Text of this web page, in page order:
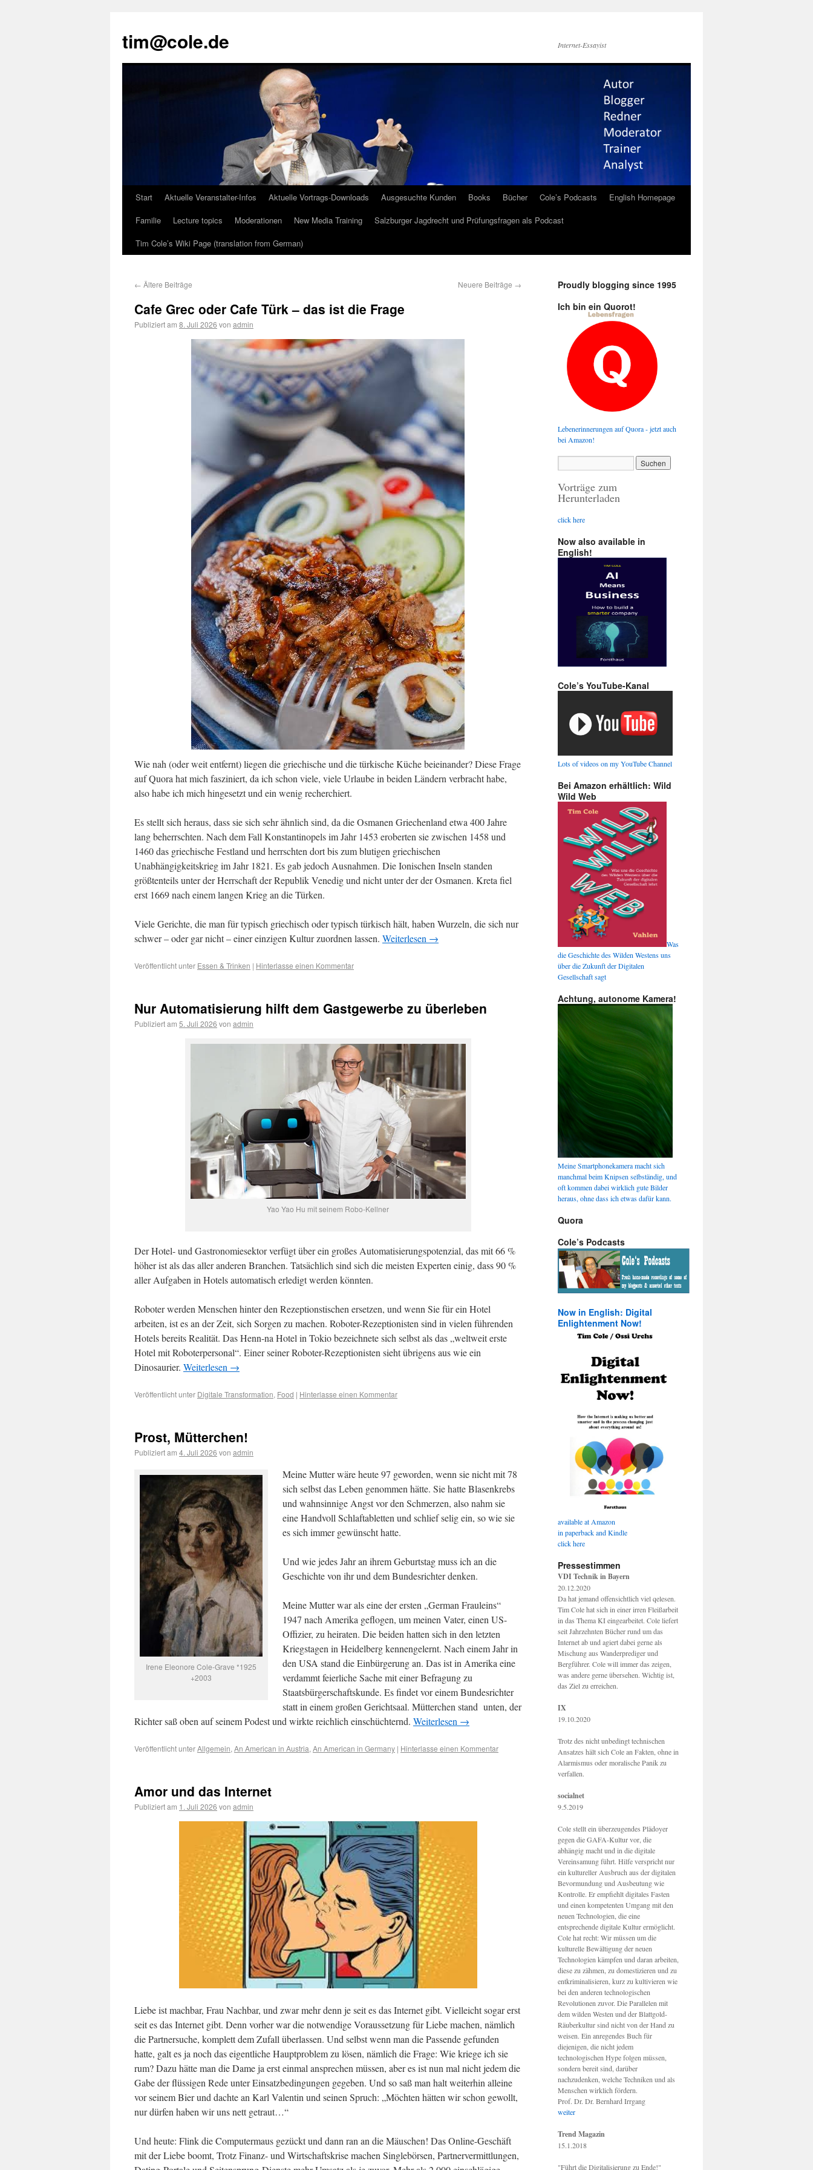
tim@cole.de Internet-Essayist
Start Aktuelle Veranstalter-Infos Aktuelle Vortrags-Downloads Ausgesuchte Kunden Books Bücher Cole’s Podcasts
English Homepage
Familie
Lecture topics Moderationen New Media Training
Salzburger Jagdrecht und Prüfungsfragen als Podcast
Tim Cole’s Wiki Page (translation from German)
← Ältere Beiträge Neuere Beiträge →
Cafe Grec oder Cafe Türk – das ist die Frage
Publiziert am 8. Juli 2026 von admin
Wie nah (oder weit entfernt) liegen die griechische und die türkische Küche beieinander? Diese Frage
auf Quora hat mich fasziniert, da ich schon viele, viele Urlaube in beiden Ländern verbracht habe,
also habe ich mich hingesetzt und ein wenig recherchiert.
Es stellt sich heraus, dass sie sich sehr ähnlich sind, da die Osmanen Griechenland etwa 400 Jahre
lang beherrschten. Nach dem Fall Konstantinopels im Jahr 1453 eroberten sie zwischen 1458 und
1460 das griechische Festland und herrschten dort bis zum blutigen griechischen
Unabhängigkeitskrieg im Jahr 1821. Es gab jedoch Ausnahmen. Die Ionischen Inseln standen
größtenteils unter der Herrschaft der Republik Venedig und nicht unter der der Osmanen. Kreta fiel
erst 1669 nach einem langen Krieg an die Türken.
Viele Gerichte, die man für typisch griechisch oder typisch türkisch hält, haben Wurzeln, die sich nur
schwer – oder gar nicht – einer einzigen Kultur zuordnen lassen. Weiterlesen →
Veröffentlicht unter Essen & Trinken | Hinterlasse einen Kommentar
Nur Automatisierung hilft dem Gastgewerbe zu überleben
Publiziert am 5. Juli 2026 von admin
Yao Yao Hu mit seinem Robo-Kellner
Der Hotel- und Gastronomiesektor verfügt über ein großes Automatisierungspotenzial, das mit 66 %
höher ist als das aller anderen Branchen. Tatsächlich sind sich die meisten Experten einig, dass 90 %
aller Aufgaben in Hotels automatisch erledigt werden könnten.
Roboter werden Menschen hinter den Rezeptionstischen ersetzen, und wenn Sie für ein Hotel
arbeiten, ist es an der Zeit, sich Sorgen zu machen. Roboter-Rezeptionisten sind in vielen führenden
Hotels bereits Realität. Das Henn-na Hotel in Tokio bezeichnete sich selbst als das „weltweit erste
Hotel mit Roboterpersonal“. Einer seiner Roboter-Rezeptionisten sieht übrigens aus wie ein
Dinosaurier. Weiterlesen →
Veröffentlicht unter Digitale Transformation, Food | Hinterlasse einen Kommentar
Prost, Mütterchen!
Publiziert am 4. Juli 2026 von admin
Irene Eleonore Cole-Grave *1925
+2003
Meine Mutter wäre heute 97 geworden, wenn sie nicht mit 78
sich selbst das Leben genommen hätte. Sie hatte Blasenkrebs
und wahnsinnige Angst vor den Schmerzen, also nahm sie
eine Handvoll Schlaftabletten und schlief selig ein, so wie sie
es sich immer gewünscht hatte.
Und wie jedes Jahr an ihrem Geburtstag muss ich an die
Geschichte von ihr und dem Bundesrichter denken.
Meine Mutter war als eine der ersten „German Frauleins“
1947 nach Amerika geflogen, um meinen Vater, einen US-
Offizier, zu heiraten. Die beiden hatten sich in den letzten
Kriegstagen in Heidelberg kennengelernt. Nach einem Jahr in
den USA stand die Einbürgerung an. Das ist in Amerika eine
verdammt feierliche Sache mit einer Befragung zu
Staatsbürgerschaftskunde. Es findet vor einem Bundesrichter
statt in einem großen Gerichtsaal. Mütterchen stand unten, der
Richter saß oben auf seinem Podest und wirkte reichlich einschüchternd. Weiterlesen →
Veröffentlicht unterAllgemein, An American in Austria, An American in Germany | Hinterlasse einen Kommentar
Amor und das Internet
Publiziert am 1. Juli 2026 von admin
Liebe ist machbar, Frau Nachbar, und zwar mehr denn je seit es das Internet gibt. Vielleicht sogar erst
seit es das Internet gibt. Denn vorher war die notwendige Voraussetzung für Liebe machen, nämlich
die Partnersuche, komplett dem Zufall überlassen. Und selbst wenn man die Passende gefunden
hatte, galt es ja noch das eigentliche Hauptproblem zu lösen, nämlich die Frage: Wie kriege ich sie
rum? Dazu hätte man die Dame ja erst einmal ansprechen müssen, aber es ist nun mal nicht jedem die
Gabe der flüssigen Rede unter Einsatzbedingungen gegeben. Und so saß man halt weiterhin alleine
vor seinem Bier und dachte an Karl Valentin und seinen Spruch: „Möchten hätten wir schon gewollt,
nur dürfen haben wir uns nett getraut…“
Und heute: Flink die Computermaus gezückt und dann ran an die Mäuschen! Das Online-Geschäft
mit der Liebe boomt, Trotz Finanz- und Wirtschaftskrise machen Singlebörsen, Partnervermittlungen,
Proudly blogging since 1995
Ich bin ein Quorot!
Lebenerinnerungen auf Quora - jetzt auch
bei Amazon!
Vorträge zum
Herunterladen
click here
Now also available in
English!
Cole’s YouTube-Kanal
Lots of videos on my YouTube Channel
Bei Amazon erhältlich: Wild
Wild Web
Was
die Geschichte des Wilden Westens uns
über die Zukunft der Digitalen
Gesellschaft sagt
Achtung, autonome Kamera!
Meine Smartphonekamera macht sich
manchmal beim Knipsen selbständig, und
oft kommen dabei wirklich gute Bilder
heraus, ohne dass ich etwas dafür kann.
Quora
Cole’s Podcasts
Now in English: Digital
Enlightenment Now!
available at Amazon
in paperback and Kindle
click here
Pressestimmen
VDI Technik in Bayern
20.12.2020
Da hat jemand offensichtlich viel qelesen.
Tim Cole hat sich in einer irren Fleißarbeit
in das Thema KI eingearbeitet. Cole liefert
seit Jahrzehnten Bücher rund um das
Internet ab und agiert dabei gerne als
Mischung aus Wanderprediger und
Bergführer. Cole will immer das zeigen,
was andere gerne übersehen. Wichtig ist,
das Ziel zu erreichen.
IX
19.10.2020
Trotz des nicht unbedingt technischen
Ansatzes hält sich Cole an Fakten, ohne in
Alarmismus oder moralische Panik zu
verfallen.
socialnet
9.5.2019
Cole stellt ein überzeugendes Plädoyer
gegen die GAFA-Kultur vor, die
abhängig macht und in die digitale
Vereinsamung führt. Hilfe verspricht nur
ein kultureller Ausbruch aus der digitalen
Bevormundung und Ausbeutung wie
Kontrolle. Er empfiehlt digitales Fasten
und einen kompetenten Umgang mit den
neuen Technologien, die eine
entsprechende digitale Kultur ermöglicht.
Cole hat recht: Wir müssen um die
kulturelle Bewältigung der neuen
Technologien kämpfen und daran arbeiten,
diese zu zähmen, zu domestizieren und zu
entkriminalisieren, kurz zu kultivieren wie
bei den anderen technologischen
Revolutionen zuvor. Die Parallelen mit
dem wilden Westen und der Blattgold-
Räuberkultur sind nicht von der Hand zu
weisen. Ein anregendes Buch für
diejenigen, die nicht jedem
technologischen Hype folgen müssen,
sondern bereit sind, darüber
nachzudenken, welche Techniken und als
Menschen wirklich fördern.
Prof. Dr. Dr. Bernhard Irrgang
weiter
Trend Magazin
15.1.2018
"Führt die Digitalisierung zu Ende!"